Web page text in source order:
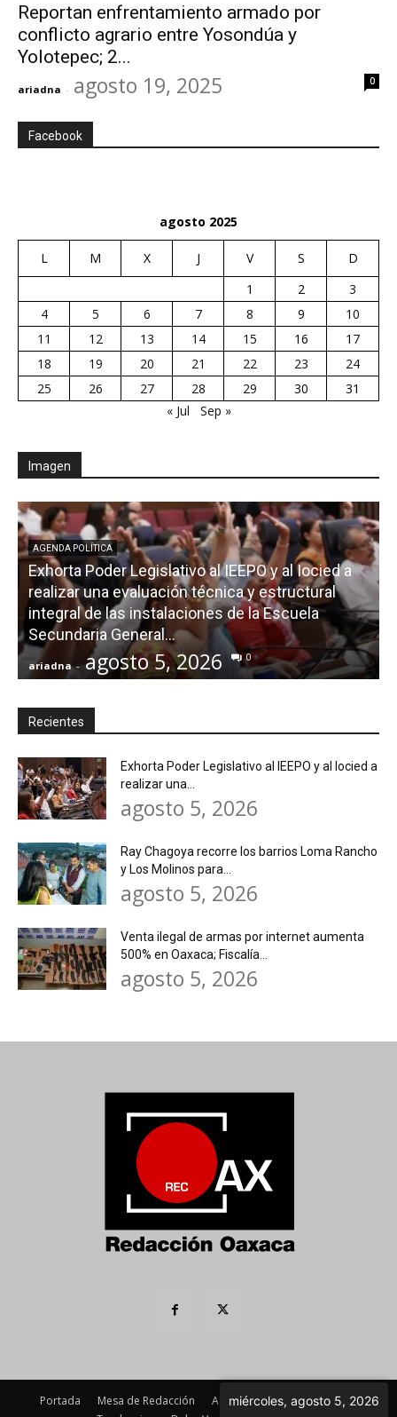
Reportan enfrentamiento armado por
conflicto agrario entre Yosondúa y
Yolotepec; 2...
ariadna - agosto 19, 2025 0
Facebook
agosto 2025
L M X J V S
D
1
2
3
4
5 6 7 8 9
10
11
12 13 14 15 16
17
18
19 20 21 22 23
24
25
26 27 28 29 30
31
« Jul
Sep »
Imagen
AGENDA POLÍTICA
Exhorta Poder Legislativo al IEEPO y al Iocied a
realizar una evaluación técnica y estructural
integral de las instalaciones de la Escuela
Secundaria General...
ariadna - agosto 5, 2026 0
Recientes
Exhorta Poder Legislativo al IEEPO y al Iocied a
realizar una...
agosto 5, 2026
Ray Chagoya recorre los barrios Loma Rancho
y Los Molinos para...
agosto 5, 2026
Venta ilegal de armas por internet aumenta
500% en Oaxaca; Fiscalía...
agosto 5, 2026
Portada Mesa de Redacción Agenda Política
Imagen
miércoles, agosto 5, 2026